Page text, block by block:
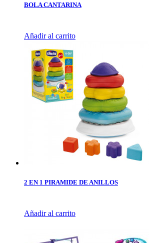
BOLA CANTARINA
Añadir al carrito
2 EN 1 PIRAMIDE DE ANILLOS
Añadir al carrito